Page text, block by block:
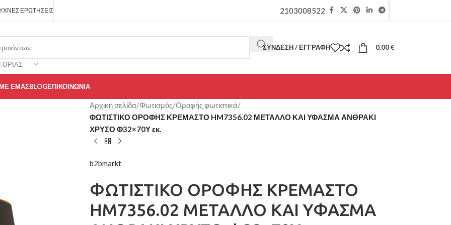
ΕΡΩΤΉΣΕΙΣ 2103008522
ΣΎΝΔΕΣΗ / ΕΓΓΡΑΦΉ 0,00€
ΕΜΆΣBLOGΕΠΙΚΟΙΝΩΝΊΑ
Αρχική σελίδα/Φωτισμός/Οροφής φωτιστικά/
ΦΩΤΙΣΤΙΚΟ ΟΡΟΦΗΣ ΚΡΕΜΑΣΤΟ HM7356.02 ΜΕΤΑΛΛΟ ΚΑΙ ΥΦΑΣΜΑ ΑΝΘΡΑΚΙ
ΧΡΥΣΟ Φ32×70Υ εκ.
b2bmarkt
ΦΩΤΙΣΤΙΚΟ ΟΡΟΦΗΣ ΚΡΕΜΑΣΤΟ
HM7356.02 ΜΕΤΑΛΛΟ ΚΑΙ ΥΦΑΣΜΑ